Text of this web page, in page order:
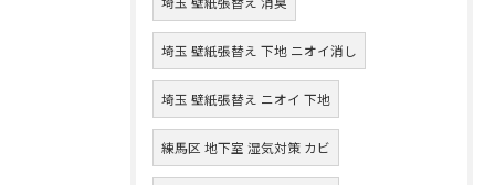
埼玉 壁紙張替え 下地 ニオイ消し
埼玉 壁紙張替え ニオイ 下地
練馬区 地下室 湿気対策 カビ